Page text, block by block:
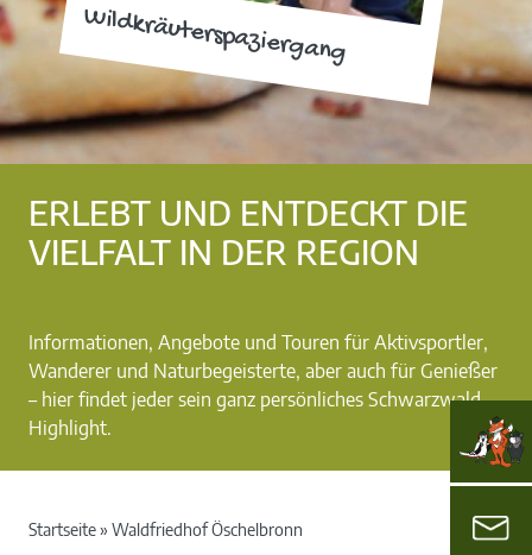
Wildkräuterspaziergang
ERLEBT UND ENTDECKT DIE
VIELFALT IN DER REGION
Informationen, Angebote und Touren für Aktivsportler,
Wanderer und Naturbegeisterte, aber auch für Genießer
– hier findet jeder sein ganz persönliches Schwarzwald-
Highlight.
Startseite» Waldfriedhof Öschelbronn